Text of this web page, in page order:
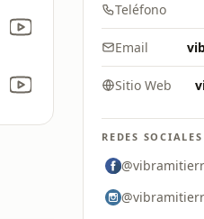
Teléfono
Email
Sitio Web
REDES SOCIALES